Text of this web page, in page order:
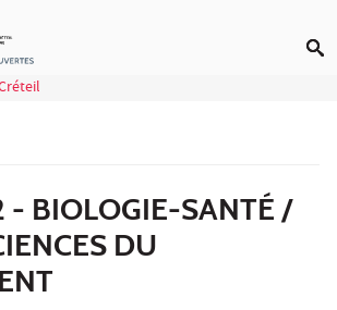
- BIOLOGIE-SANTÉ /
DU